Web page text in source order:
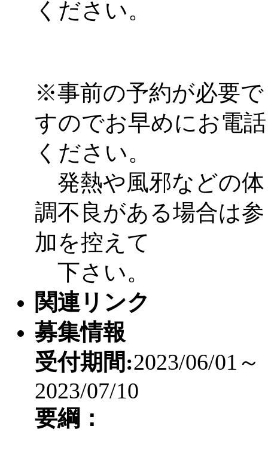
ください。
※事前の予約が必要で
すのでお早めにお電話
ください。
発熱や風邪などの体
調不良がある場合は参
加を控えて
下さい。
関連リンク
募集情報
受付期間:2023/06/01～
2023/07/10
要綱：